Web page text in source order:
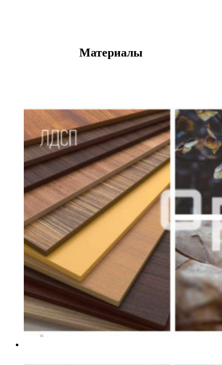
Материалы